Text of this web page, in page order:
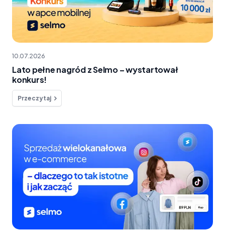
10.07.2026
Lato pełne nagród z Selmo – wystartował
konkurs!
Przeczytaj